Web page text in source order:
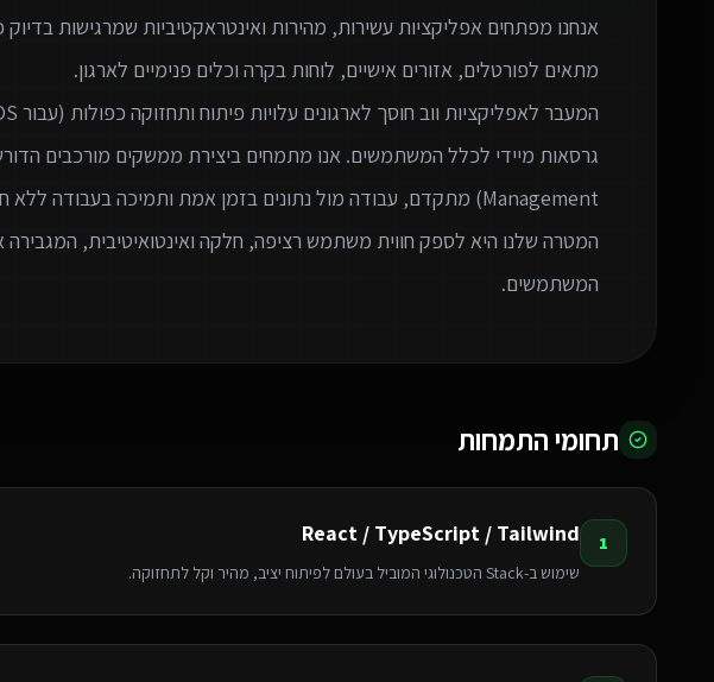
המטרה שלנו היא לספק חווית משתמש רציפה, חלקה ואינטואיטיבית,
המשתמשים.
תחומי התמחות
1
React / TypeScript / Tailwind
שימוש ב-Stack הטכנולוגי המוביל בעולם לפיתוח יציב, מהיר וקל לתחזוקה.